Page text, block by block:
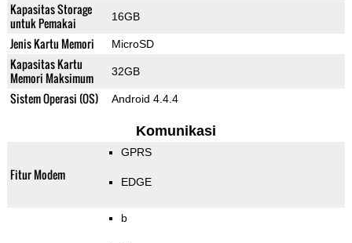
Kapasitas Storage
untuk Pemakai
16GB
Jenis Kartu Memori MicroSD
Kapasitas Kartu
Memori Maksimum
32GB
Sistem Operasi (OS) Android 4.4.4
Komunikasi
Fitur Modem
GPRS
EDGE
b